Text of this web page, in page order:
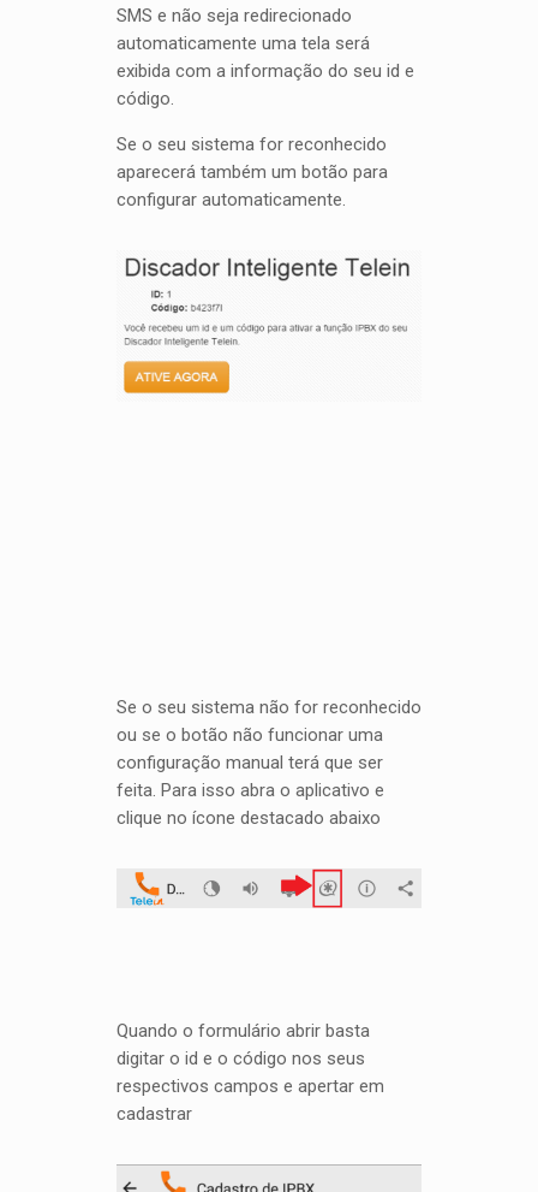
SMS e não seja redirecionado
automaticamente uma tela será
exibida com a informação do seu id e
código.
Se o seu sistema for reconhecido
aparecerá também um botão para
configurar automaticamente.
Se o seu sistema não for reconhecido
ou se o botão não funcionar uma
configuração manual terá que ser
feita. Para isso abra o aplicativo e
clique no ícone destacado abaixo
Quando o formulário abrir basta
digitar o id e o código nos seus
respectivos campos e apertar em
cadastrar